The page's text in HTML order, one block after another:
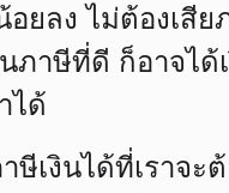
ยลง ไม่ต้องเสีย
ภาษีที่ดี ก็อาจไ
ได้
เงินได้ที่เราจะ